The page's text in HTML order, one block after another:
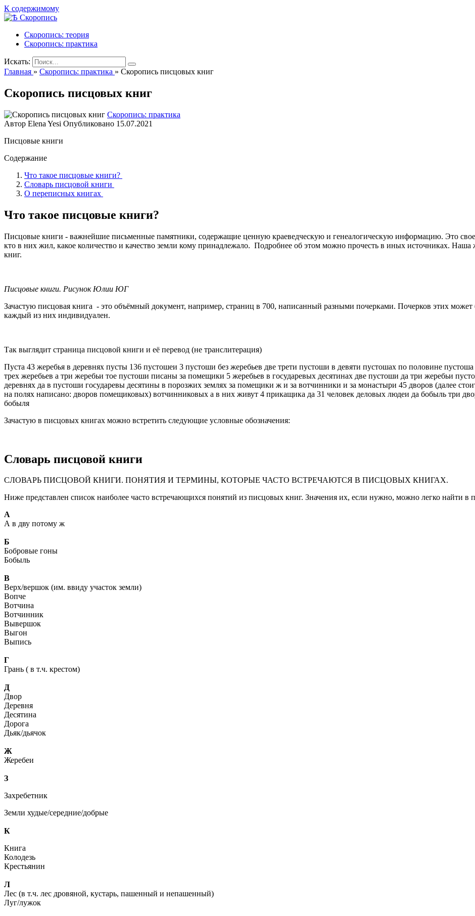
К содержимому
Скоропись: теория
Скоропись: практика
Искать:
Главная » Скоропись: практика » Скоропись писцовых книг
Скоропись писцовых книг
Скоропись: практика
Автор Elena Yesi Опубликовано 15.07.2021
Писцовые книги
Содержание
Что такое писцовые книги?
Словарь писцовой книги
О переписных книгах
Что такое писцовые книги?
Писцовые книги - важнейшие письменные памятники, содержащие ценную краеведческую и генеалогическую информацию. Это
кто в них жил, какое количество и качество земли кому принадлежало. Подробнее об этом можно прочесть в иных источниках. Наша
книг.
Писцовые книги. Рисунок Юлии ЮГ
Зачастую писцовая книга - это объёмный документ, например, страниц в 700, написанный разными почерками. Почерков этих может
каждый из них индивидуален.
Так выглядит страница писцовой книги и её перевод (не транслитерация)
Пуста 43 жеребья в деревнях пусты 136 пустошеи 3 пустоши без жеребьев две трети пустоши в девяти пустошах по половине
трех жеребьев а три жеребьи тое пустоши писаны за помещики 5 жеребьев в государевых десятинах две пустоши да три жеребьи
деревнях да в пустоши государевы десятины в порозжих землях за помещики ж и за вотчинники и за монастыри 45 дворов (далее
на полях написано: дворов помещиковых) вотчинниковых а в них живут 4 прикащика да 31 человек деловых людеи да бобыль три
бобыля
Зачастую в писцовых книгах можно встретить следующие условные обозначения:
Словарь писцовой книги
СЛОВАРЬ ПИСЦОВОЙ КНИГИ. ПОНЯТИЯ И ТЕРМИНЫ, КОТОРЫЕ ЧАСТО ВСТРЕЧАЮТСЯ В ПИСЦОВЫХ КНИГАХ.
Ниже представлен список наиболее часто встречающихся понятий из писцовых книг. Значения их, если нужно, можно легко найти в
А
А в дву потому ж
Б
Бобровые гоны
Бобыль
В
Верх/вершок (им. ввиду участок земли)
Вопче
Вотчина
Вотчинник
Вывершок
Выгон
Выпись
Г
Грань ( в т.ч. крестом)
Д
Двор
Деревня
Десятина
Дорога
Дьяк/дьячок
Ж
Жеребеи
З
Захребетник
Земли худые/середние/добрые
К
Книга
Колодезь
Крестьянин
Л
Лес (в т.ч. лес дровяной, кустарь, пашенный и непашенный)
Луг/лужок